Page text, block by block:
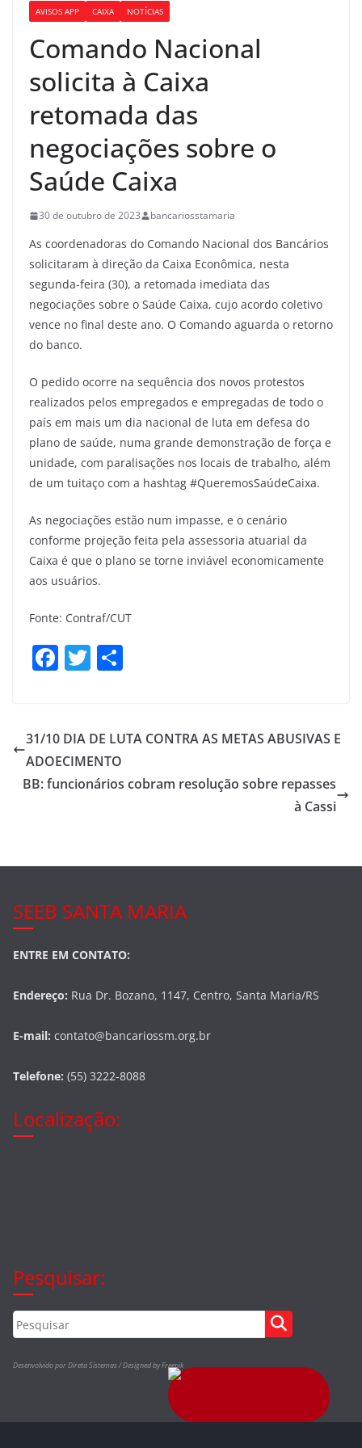
AVISOS APP CAIXA NOTÍCIAS
Comando Nacional
solicita à Caixa
retomada das
negociações sobre o
Saúde Caixa
30 de outubro de 2023 bancariosstamaria
As coordenadoras do Comando Nacional dos Bancários
solicitaram à direção da Caixa Econômica, nesta
segunda-feira (30), a retomada imediata das
negociações sobre o Saúde Caixa, cujo acordo coletivo
vence no final deste ano. O Comando aguarda o retorno
do banco.
O pedido ocorre na sequência dos novos protestos
realizados pelos empregados e empregadas de todo o
país em mais um dia nacional de luta em defesa do
plano de saúde, numa grande demonstração de força e
unidade, com paralisações nos locais de trabalho, além
de um tuitaço com a hashtag #QueremosSaúdeCaixa.
As negociações estão num impasse, e o cenário
conforme projeção feita pela assessoria atuarial da
Caixa é que o plano se torne inviável economicamente
aos usuários.
Fonte: Contraf/CUT
F
e
b
o
T
er e
31/10 DIA DE LUTA CONTRA AS METAS ABUSIVAS E
ADOECIMENTO
BB: funcionários cobram resolução sobre repasses
à Cassi
SEEB SANTA MARIA
ENTRE EM CONTATO:
Endereço: Rua Dr. Bozano, 1147, Centro, Santa Maria/RS
E-mail: contato@bancariossm.org.br
Telefone: (55) 3222-8088
Localização:
Pesquisar:
Desenvolvido por Direta Sistemas /Designed by Freepik